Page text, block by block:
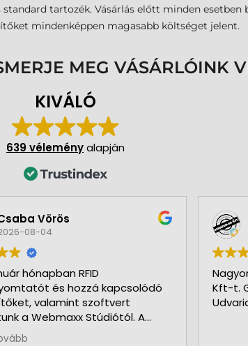
tartozék. Vásárlás előtt minden
mindenképpen magasabb költséget jelent.
MEG VÁSÁRLÓINK
KIVÁLÓ
639 véleményalapján
Vörös
08-04
hónapban RFID
és hozzá kapcsolódó
valamint szoftvert
a Webmaxx Stúdiótól. A
megkezdése előtt segítettek
Kft-t.